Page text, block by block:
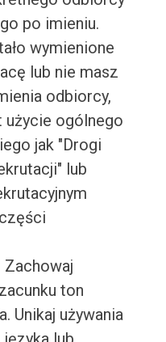
po imieniu.
wymienione
lub nie masz
odbiorcy,
użycie ogólnego
jak "Drogi
lub
Zachowaj
ton
Unikaj używania